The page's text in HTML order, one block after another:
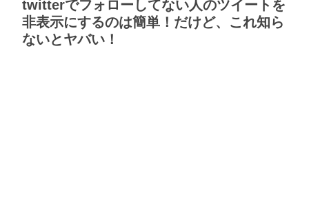
twitterでフォローしてない人のツイートを
非表示にするのは簡単！だけど、これ知ら
ないとヤバい！